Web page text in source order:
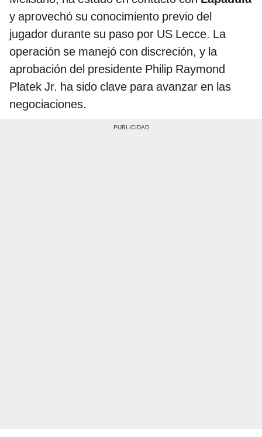
y aprovechó su conocimiento previo del
jugador durante su paso por US Lecce. La
operación se manejó con discreción, y la
aprobación del presidente Philip Raymond
Platek Jr. ha sido clave para avanzar en las
negociaciones.